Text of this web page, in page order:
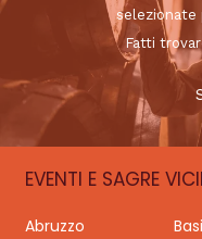
selezionate
Fatti
EVENTI E SAGRE
Abruzzo